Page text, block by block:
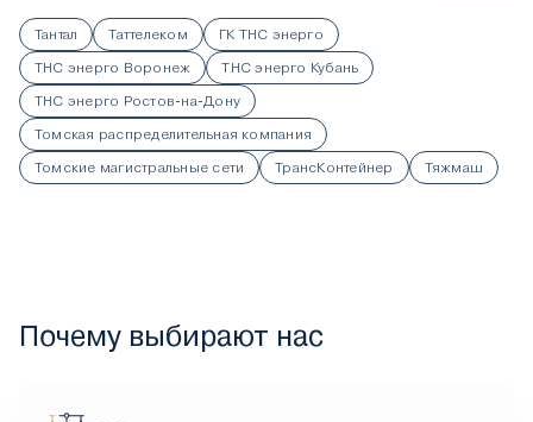
Тантал Таттелеком
ГК ТНС энерго
ТНС энерго Воронеж
ТНС энерго Кубань
ТНС энерго Ростов-на-Дону
Томская распределительная компания
Томские магистральные сети
ТрансКонтейнер Тяжмаш
Почему выбирают нас